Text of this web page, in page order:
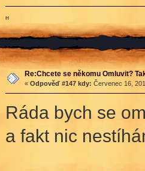
ʜ
Re:Chcete se někomu Omluvit?
« Odpověď #147 kdy: Červenec 16,
Ráda bych se
a fakt nic